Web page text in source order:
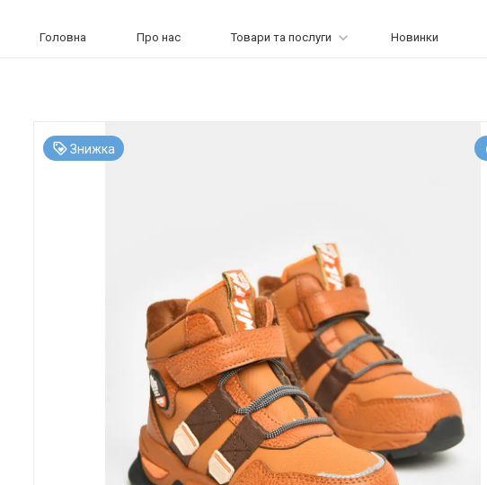
Головна Про нас Товари та послуги Новинки
Знижка